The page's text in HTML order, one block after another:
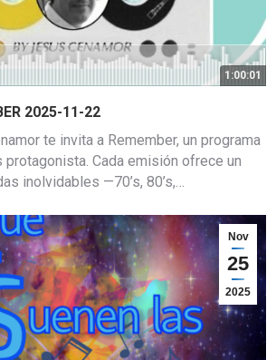
1:00:01
2025-11-22
te invita a Remember, un programa
Cada emisión ofrece un
inolvidables —70’s, 80’s,…
Nov
25
2025